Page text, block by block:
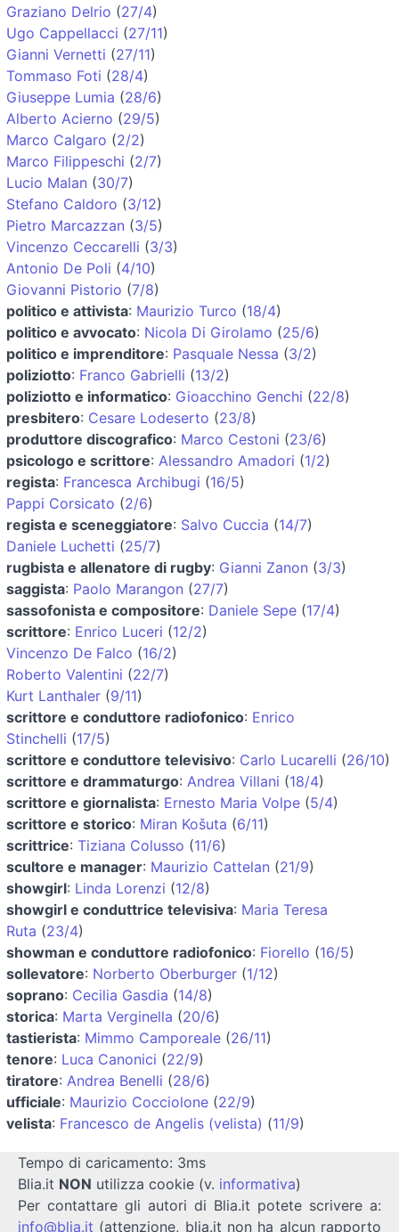
Graziano Delrio (27/4)
Ugo Cappellacci (27/11)
Gianni Vernetti (27/11)
Tommaso Foti (28/4)
Giuseppe Lumia (28/6)
Alberto Acierno (29/5)
Marco Calgaro (2/2)
Marco Filippeschi (2/7)
Lucio Malan (30/7)
Stefano Caldoro (3/12)
Pietro Marcazzan (3/5)
Vincenzo Ceccarelli (3/3)
Antonio De Poli (4/10)
Giovanni Pistorio (7/8)
politico e attivista: Maurizio Turco (18/4)
politico e avvocato: Nicola Di Girolamo (25/6)
politico e imprenditore: Pasquale Nessa (3/2)
poliziotto: Franco Gabrielli (13/2)
poliziotto e informatico: Gioacchino Genchi (22/8)
presbitero: Cesare Lodeserto (23/8)
produttore discografico: Marco Cestoni (23/6)
psicologo e scrittore: Alessandro Amadori (1/2)
regista: Francesca Archibugi (16/5)
Pappi Corsicato (2/6)
regista e sceneggiatore: Salvo Cuccia (14/7)
Daniele Luchetti (25/7)
rugbista e allenatore di rugby: Gianni Zanon (3/3)
saggista: Paolo Marangon (27/7)
sassofonista e compositore: Daniele Sepe (17/4)
scrittore: Enrico Luceri (12/2)
Vincenzo De Falco (16/2)
Roberto Valentini (22/7)
Kurt Lanthaler (9/11)
scrittore e conduttore radiofonico: Enrico
Stinchelli (17/5)
scrittore e conduttore televisivo: Carlo Lucarelli (26/10)
scrittore e drammaturgo: Andrea Villani (18/4)
scrittore e giornalista: Ernesto Maria Volpe (5/4)
scrittore e storico: Miran Košuta (6/11)
scrittrice: Tiziana Colusso (11/6)
scultore e manager: Maurizio Cattelan (21/9)
showgirl: Linda Lorenzi (12/8)
showgirl e conduttrice televisiva: Maria Teresa
Ruta (23/4)
showman e conduttore radiofonico: Fiorello (16/5)
sollevatore: Norberto Oberburger (1/12)
soprano: Cecilia Gasdia (14/8)
storica: Marta Verginella (20/6)
tastierista: Mimmo Camporeale (26/11)
tenore: Luca Canonici (22/9)
tiratore: Andrea Benelli (28/6)
ufficiale: Maurizio Cocciolone (22/9)
velista: Francesco de Angelis (velista) (11/9)
Tempo di caricamento: 3ms
Blia.it NON utilizza cookie (v. informativa)
Per contattare gli autori di Blia.it potete scrivere a:
info@blia.it (attenzione, blia.it non ha alcun rapporto